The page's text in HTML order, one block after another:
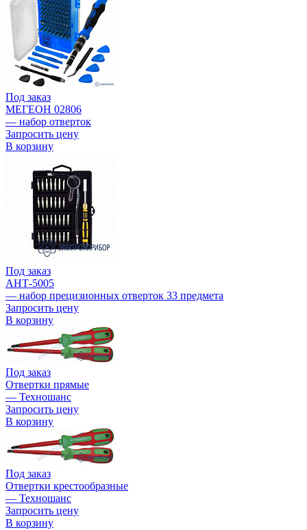
Под заказ
МЕГЕОН 02806
— набор отверток
Запросить цену
В корзину
Под заказ
АНТ-5005
— набор прецизионных отверток 33 предмета
Запросить цену
В корзину
Под заказ
Отвертки прямые
— Техношанс
Запросить цену
В корзину
Под заказ
Отвертки крестообразные
— Техношанс
Запросить цену
В корзину